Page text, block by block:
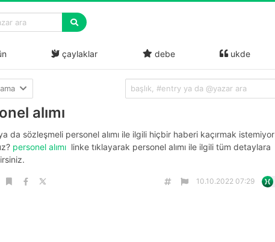
çaylaklar debe ukde
alımı
da sözleşmeli personel alımı ile ilgili hiçbir haberi kaçırmak istemiyor
personel alımı linke tıklayarak personel alımı ile ilgili tüm detaylara
10.10.2022 07:29